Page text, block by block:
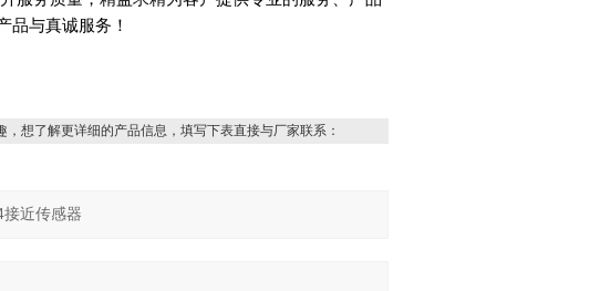
品与真诚服务！
，想了解更详细的产品信息，填写下表直接与厂家联系：